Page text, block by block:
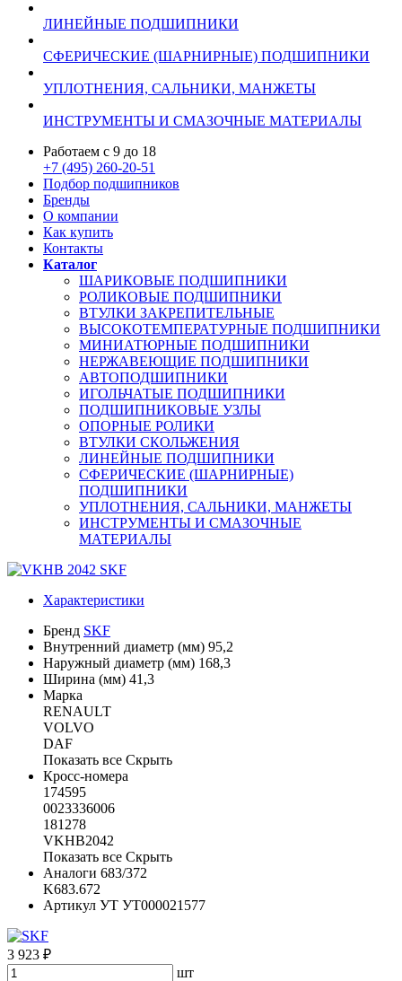
ЛИНЕЙНЫЕ ПОДШИПНИКИ
СФЕРИЧЕСКИЕ (ШАРНИРНЫЕ) ПОДШИПНИКИ
УПЛОТНЕНИЯ, САЛЬНИКИ, МАНЖЕТЫ
ИНСТРУМЕНТЫ И СМАЗОЧНЫЕ МАТЕРИАЛЫ
Работаем с 9 до 18
+7 (495) 260-20-51
Подбор подшипников
Бренды
О компании
Как купить
Контакты
Каталог
ШАРИКОВЫЕ ПОДШИПНИКИ
РОЛИКОВЫЕ ПОДШИПНИКИ
ВТУЛКИ ЗАКРЕПИТЕЛЬНЫЕ
ВЫСОКОТЕМПЕРАТУРНЫЕ ПОДШИПНИКИ
МИНИАТЮРНЫЕ ПОДШИПНИКИ
НЕРЖАВЕЮЩИЕ ПОДШИПНИКИ
АВТОПОДШИПНИКИ
ИГОЛЬЧАТЫЕ ПОДШИПНИКИ
ПОДШИПНИКОВЫЕ УЗЛЫ
ОПОРНЫЕ РОЛИКИ
ВТУЛКИ СКОЛЬЖЕНИЯ
ЛИНЕЙНЫЕ ПОДШИПНИКИ
СФЕРИЧЕСКИЕ (ШАРНИРНЫЕ)
ПОДШИПНИКИ
УПЛОТНЕНИЯ, САЛЬНИКИ, МАНЖЕТЫ
ИНСТРУМЕНТЫ И СМАЗОЧНЫЕ
МАТЕРИАЛЫ
Характеристики
Бренд SKF
Внутренний диаметр (мм) 95,2
Наружный диаметр (мм) 168,3
Ширина (мм) 41,3
Марка
RENAULT
VOLVO
DAF
Показать все Скрыть
Кросс-номера
174595
0023336006
181278
VKHB2042
Показать все Скрыть
Аналоги 683/372
K683.672
Артикул УТ УТ000021577
3 923 ₽
шт